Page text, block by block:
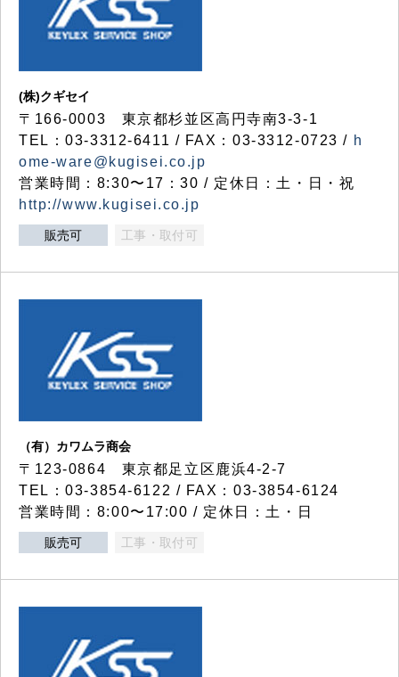
(株)クギセイ
〒166-0003 東京都杉並区高円寺南3-3-1
TEL：03-3312-6411 / FAX：03-3312-0723 / h
ome-ware@kugisei.co.jp
営業時間：8:30〜17：30 / 定休日：土・日・祝
http://www.kugisei.co.jp
販売可 工事・取付可
（有）カワムラ商会
〒123-0864 東京都足立区鹿浜4-2-7
TEL：03-3854-6122 / FAX：03-3854-6124
営業時間：8:00〜17:00 / 定休日：土・日
販売可 工事・取付可